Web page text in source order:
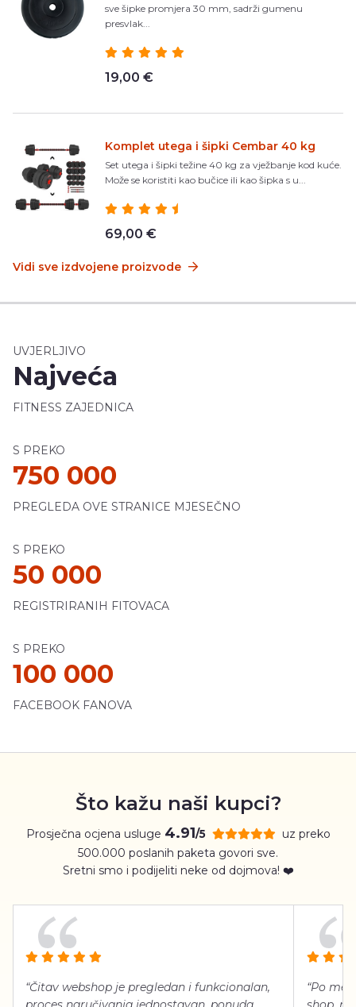
sve šipke promjera 30 mm, sadrži gumenu
presvlak...
19,00 €
Komplet utega i šipki Cembar 40 kg
Set utega i šipki težine 40 kg za vježbanje kod kuće.
Može se koristiti kao bučice ili kao šipka s u...
69,00 €
Vidi sve izdvojene proizvode
UVJERLJIVO
Najveća
FITNESS ZAJEDNICA
S PREKO
750 000
PREGLEDA OVE STRANICE MJESEČNO
S PREKO
50 000
REGISTRIRANIH FITOVACA
S PREKO
100 000
FACEBOOK FANOVA
Što kažu naši kupci?
Prosječna ocjena usluge 4.91/5
uz preko
500.000 poslanih paketa govori sve.
Sretni smo i podijeliti neke od dojmova! ❤️
“Čitav webshop je pregledan i funkcionalan,
“Po